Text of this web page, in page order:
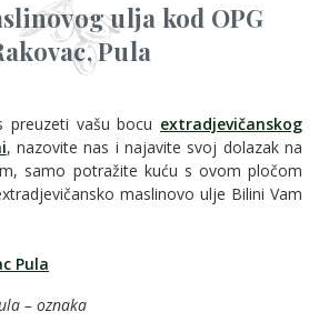
ulja kod OPG
Pula
preuzeti vašu bocu extradjevičanskog
, nazovite nas i najavite svoj dolazak na
samo potražite kuću s ovom pločom
maslinovo ulje Bilini Vam
– oznaka